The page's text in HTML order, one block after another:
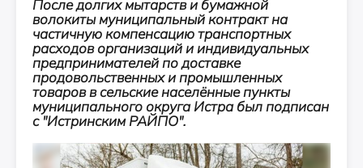
После долгих мытарств и бумажной
волокиты муниципальный контракт на
частичную компенсацию транспортных
расходов организаций и индивидуальных
предпринимателей по доставке
продовольственных и промышленных
товаров в сельские населённые пункты
муниципального округа Истра был подписан
с "Истринским РАЙПО".